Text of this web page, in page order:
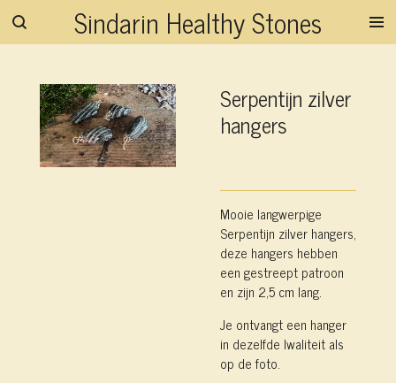
Ga
hoofdinhoud
Sindarin Healthy Stones
Serpentijn zilver
hangers
Mooie langwerpige
Serpentijn zilver hangers,
deze hangers hebben
een gestreept patroon
en zijn 2,5 cm lang.
Je ontvangt een hanger
in dezelfde lwaliteit als
op de foto.